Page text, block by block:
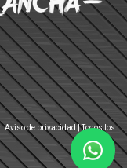
|Aviso de privacidad | Todos los